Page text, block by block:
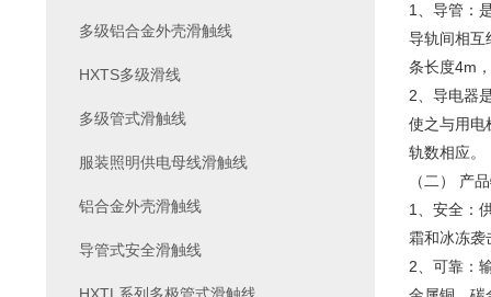
1、导管：
导轨间相互
条长度4m
2、导电器
使之与用电
轨数相应。
（二） 产
1、安全：
霜和冰冻袭
2、可靠：
多级铝合金外壳滑触线
HXTS多级滑线
多级管式滑触线
服装照明供电母线滑触线
铝合金外壳滑触线
导管式安全滑触线